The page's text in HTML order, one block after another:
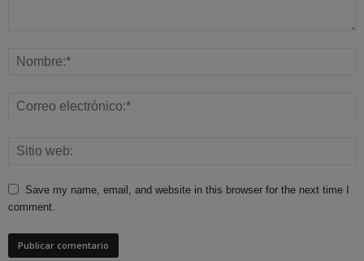
Save my name, email, and website in this browser for the next time I
comment.